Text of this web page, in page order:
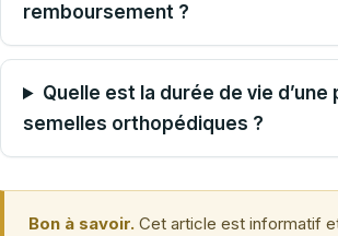
remboursement ?
Quelle est la durée de vie d’une
semelles orthopédiques ?
Bon à savoir. Cet article est informatif